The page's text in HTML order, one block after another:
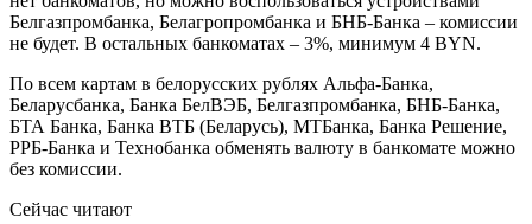
Белгазпромбанка, Белагропромбанка и БНБ-Банка – комиссии
не будет. В остальных банкоматах – 3%, минимум 4 BYN.
По всем картам в белорусских рублях Альфа-Банка,
Беларусбанка, Банка БелВЭБ, Белгазпромбанка, БНБ-Банка,
БТА Банка, Банка ВТБ (Беларусь), МТБанка, Банка Решение,
РРБ-Банка и Технобанка обменять валюту в банкомате можно
без комиссии.
Сейчас читают